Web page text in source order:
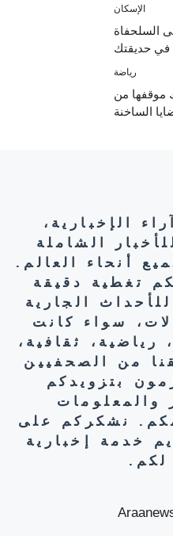
الإسكان
السلحفاة
في حديقتك
رياضة
موقفها من
الساخنة
الإخبارية،
الشاملة
أنحاء العالم.
تغطية دقيقة
الجارية
سواء كانت
رياضية، ثقافية،
من الصحفيين
بتزويدكم
والمعلومات
نشكركم على
خدمة إخبارية
لكم.